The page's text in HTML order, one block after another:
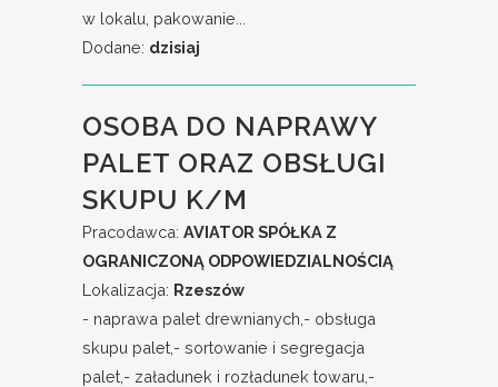
w lokalu, pakowanie...
Dodane: dzisiaj
OSOBA DO NAPRAWY
PALET ORAZ OBSŁUGI
SKUPU K/M
Pracodawca: AVIATOR SPÓŁKA Z
OGRANICZONĄ ODPOWIEDZIALNOŚCIĄ
Lokalizacja: Rzeszów
- naprawa palet drewnianych,- obsługa
skupu palet,- sortowanie i segregacja
palet,- załadunek i rozładunek towaru,-